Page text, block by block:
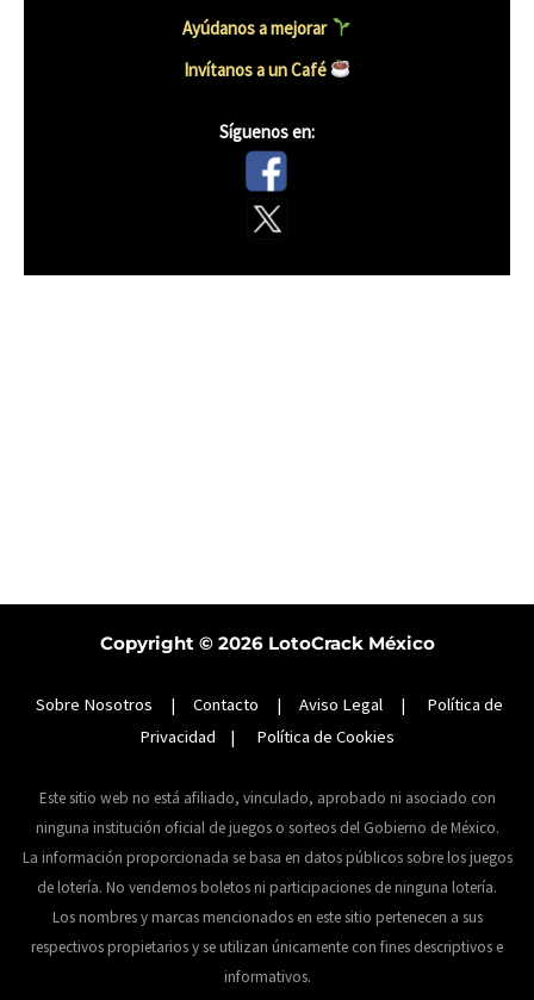
Ayúdanos a mejorar
Invítanos a un Café
Síguenos en:
Copyright © 2026 LotoCrack México
Sobre Nosotros | Contacto | Aviso Legal| Política de
Privacidad | Política de Cookies
Este sitio web no está afiliado, vinculado, aprobado ni asociado con
ninguna institución oficial de juegos o sorteos del Gobierno de México.
La información proporcionada se basa en datos públicos sobre los juegos
de lotería. No vendemos boletos ni participaciones de ninguna lotería.
Los nombres y marcas mencionados en este sitio pertenecen a sus
respectivos propietarios y se utilizan únicamente con fines descriptivos e
informativos.